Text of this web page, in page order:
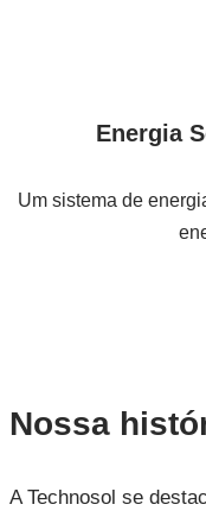
Energia
Um sistema de
Nossa
A Technosol se